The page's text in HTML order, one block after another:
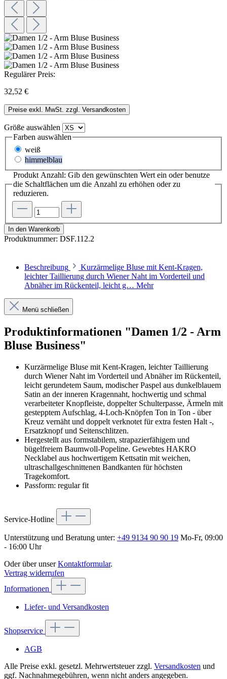
Regulärer Preis:
32,52 €
Preise exkl. MwSt. zzgl. Versandkosten
Größe auswählen
Farben auswählen
weiß
himmelblau
Produkt Anzahl: Gib den gewünschten Wert ein oder benutze
die Schaltflächen um die Anzahl zu erhöhen oder zu
reduzieren.
In den Warenkorb
Produktnummer: DSF.112.2
Beschreibung
Kurzärmelige Bluse mit Kent-Kragen,
leichter Taillierung durch Wiener Naht im Vorderteil und
Abnäher im Rückenteil, leicht g… Mehr
Menü schließen
Produktinformationen "Damen 1/2 - Arm
Bluse Business"
Kurzärmelige Bluse mit Kent-Kragen, leichter Taillierung
durch Wiener Naht im Vorderteil und Abnäher im Rückenteil,
leicht gerundetem Saum, modischer Paspel aus dunkelblauem
Satin an der inneren Kragennaht, hochwertig und schmal
verarbeiteter Knopfleiste, doppelter Schulterpasse, Ärmeln mit
gestepptem Aufschlag, 4-Loch-Knöpfen Ton in Ton - über
Kreuz vernäht und doppelt verknotet für extra festen Halt -,
Ersatzknopf und Seitenschlitzen.
Hergestellt aus formstabilem, strapazierfähigem und
bügelfreiem Baumwoll-Popeline. Gewebtes HAKRO
Necklabel aus hochwertigem Kettsatin mit weichen,
ultraschallgeschnittenen Bandkanten für höchsten
Tragekomfort.
Passform: regular fit
Service-Hotline
Unterstützung und Beratung unter: +49 9134 90 90 19 Mo-Fr, 09:00
- 16:00 Uhr
Oder über unserKontaktformular.
Vertrag widerrufen
Informationen
Liefer- und Versandkosten
Shopservice
AGB
Alle Preise exkl. gesetzl. Mehrwertsteuer zzgl. Versandkosten und
ggf. Nachnahmegebühren, wenn nicht anders angegeben.